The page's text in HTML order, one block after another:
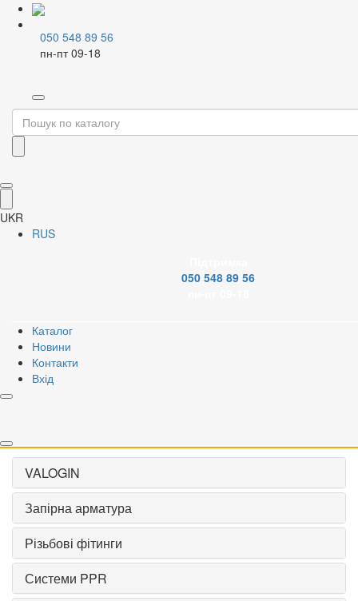
050 548 89 56
пн-пт 09-18
UKR
RUS
050 548 89 56
Каталог
Новини
Контакти
Вхід
Home Каталог
Внутрішня каналізація
Фітинг для внутр.каналізації
Бренд
Застосувати
VALOGIN
Запірна арматура
Різьбові фітинги
Системи PPR